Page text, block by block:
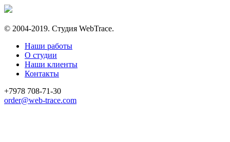
© 2004-2019. Студия WebTrace.
Наши работы
О студии
Наши клиенты
Контакты
+7978 708-71-30
order@web-trace.com